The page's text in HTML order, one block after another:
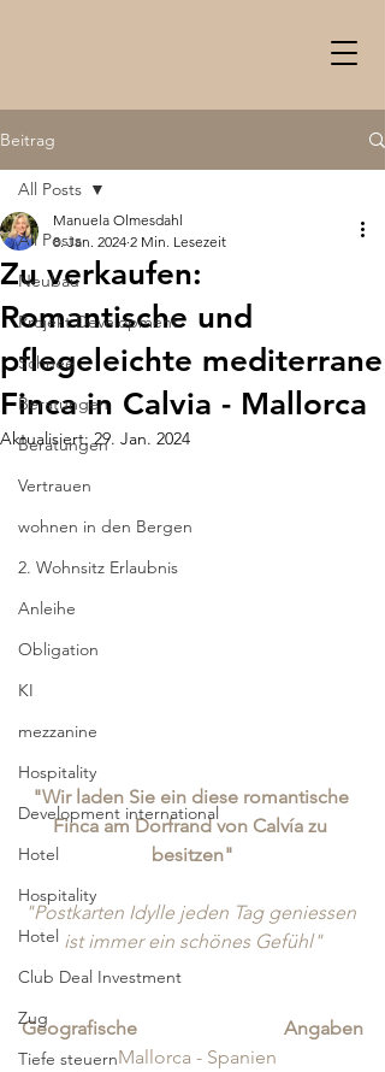
Beitrag
All Posts
Neubau
Projekt Development
Schnee
Beratungen
Beratungen
Vertrauen
wohnen in den Bergen
2. Wohnsitz Erlaubnis
Anleihe
Obligation
KI
mezzanine
Hospitality
Development international
Hotel
Hospitality
Hotel
Club Deal Investment
Zug
Tiefe steuern
All Posts
Zu verkaufen:
Romantische und
pflegeleichte mediterrane
Finca in Calvia - Mallorca
Manuela Olmesdahl
8. Jan. 2024 2 Min. Lesezeit
Aktualisiert:29. Jan. 2024
"Wir laden Sie ein diese romantische
Finca am Dorfrand von Calvía zu
besitzen"
"Postkarten Idylle jeden Tag geniessen
ist immer ein schönes Gefühl"
Geografische Angaben
		Mallorca - Spanien